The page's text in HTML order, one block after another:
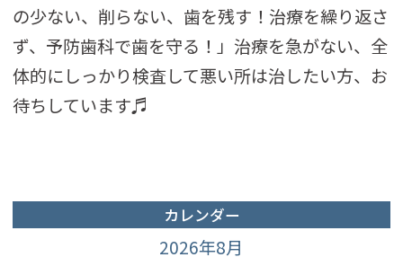
の少ない、削らない、歯を残す！治療を繰り返さ
ず、予防歯科で歯を守る！」治療を急がない、全
体的にしっかり検査して悪い所は治したい方、お
待ちしています♬
カレンダー
2026年8月